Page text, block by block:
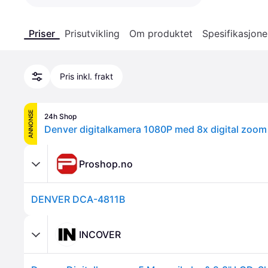
Priser Prisutvikling Om produktet
Pris inkl. frakt
ANNONSE 24h Shop
Denver digitalkamera 1080P med 8x digital zoom
Proshop.no
DENVER DCA-4811B
INCOVER